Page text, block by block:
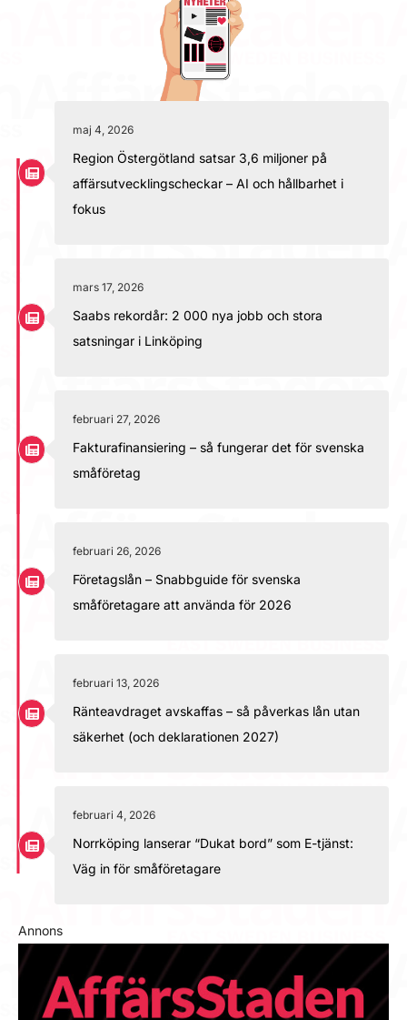
maj 4, 2026
Region Östergötland satsar 3,6 miljoner på
affärsutvecklingscheckar – AI och hållbarhet i
fokus
mars 17, 2026
Saabs rekordår: 2 000 nya jobb och stora
satsningar i Linköping
februari 27, 2026
Fakturafinansiering – så fungerar det för svenska
småföretag
februari 26, 2026
Företagslån – Snabbguide för svenska
småföretagare att använda för 2026
februari 13, 2026
Ränteavdraget avskaffas – så påverkas lån utan
säkerhet (och deklarationen 2027)
februari 4, 2026
Norrköping lanserar “Dukat bord” som E-tjänst:
Väg in för småföretagare
Annons